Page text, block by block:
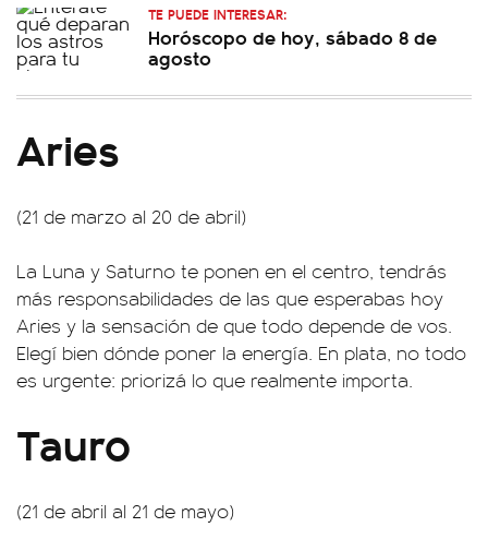
TE PUEDE INTERESAR:
Horóscopo de hoy, sábado 8 de
agosto
Aries
(21 de marzo al 20 de abril)
La Luna y Saturno te ponen en el centro, tendrás
más responsabilidades de las que esperabas hoy
Aries y la sensación de que todo depende de vos.
Elegí bien dónde poner la energía. En plata, no todo
es urgente: priorizá lo que realmente importa.
Tauro
(21 de abril al 21 de mayo)